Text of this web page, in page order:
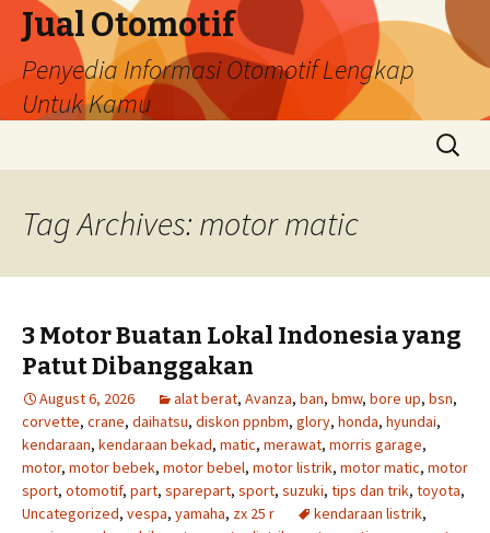
Jual Otomotif
Penyedia Informasi Otomotif Lengkap
Untuk Kamu
Search
for:
Tag Archives: motor matic
3 Motor Buatan Lokal Indonesia yang
Patut Dibanggakan
August 6, 2026 alat berat, Avanza, ban, bmw, bore up, bsn,
corvette, crane, daihatsu, diskon ppnbm, glory, honda, hyundai,
kendaraan, kendaraan bekad, matic, merawat, morris garage,
motor, motor bebek, motor bebel, motor listrik, motor matic, motor
sport, otomotif, part, sparepart, sport, suzuki, tips dan trik, toyota,
Uncategorized, vespa, yamaha, zx 25 r kendaraan listrik,